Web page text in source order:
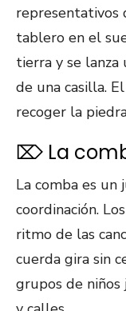
representativos
tablero en el
tierra y se
de una casilla.
recoger la
⌦ La
La comba es
coordinación.
ritmo de las
cuerda gira sin
grupos de niños